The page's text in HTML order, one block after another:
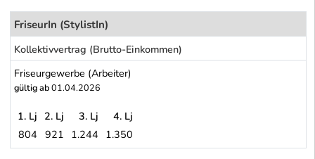
FriseurIn (StylistIn)
Kollektivvertrag (Brutto-Einkommen)
Friseurgewerbe (Arbeiter)
gültig ab01.04.2026
Friseurgewerbe (Arbeiter)
1. Lj 2. Lj 3. Lj
4. Lj
804 921 1.244 1.350